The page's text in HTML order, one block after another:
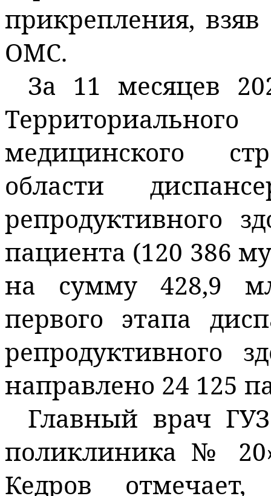
прикрепления,
ОМС.
За 11 месяцев
медицинского
области
репродуктивного
пациента (120 386
на сумму 428,9
первого этапа
репродуктивного
направлено 24 125
Главный врач ГУЗ
поликлиника №
Кедров